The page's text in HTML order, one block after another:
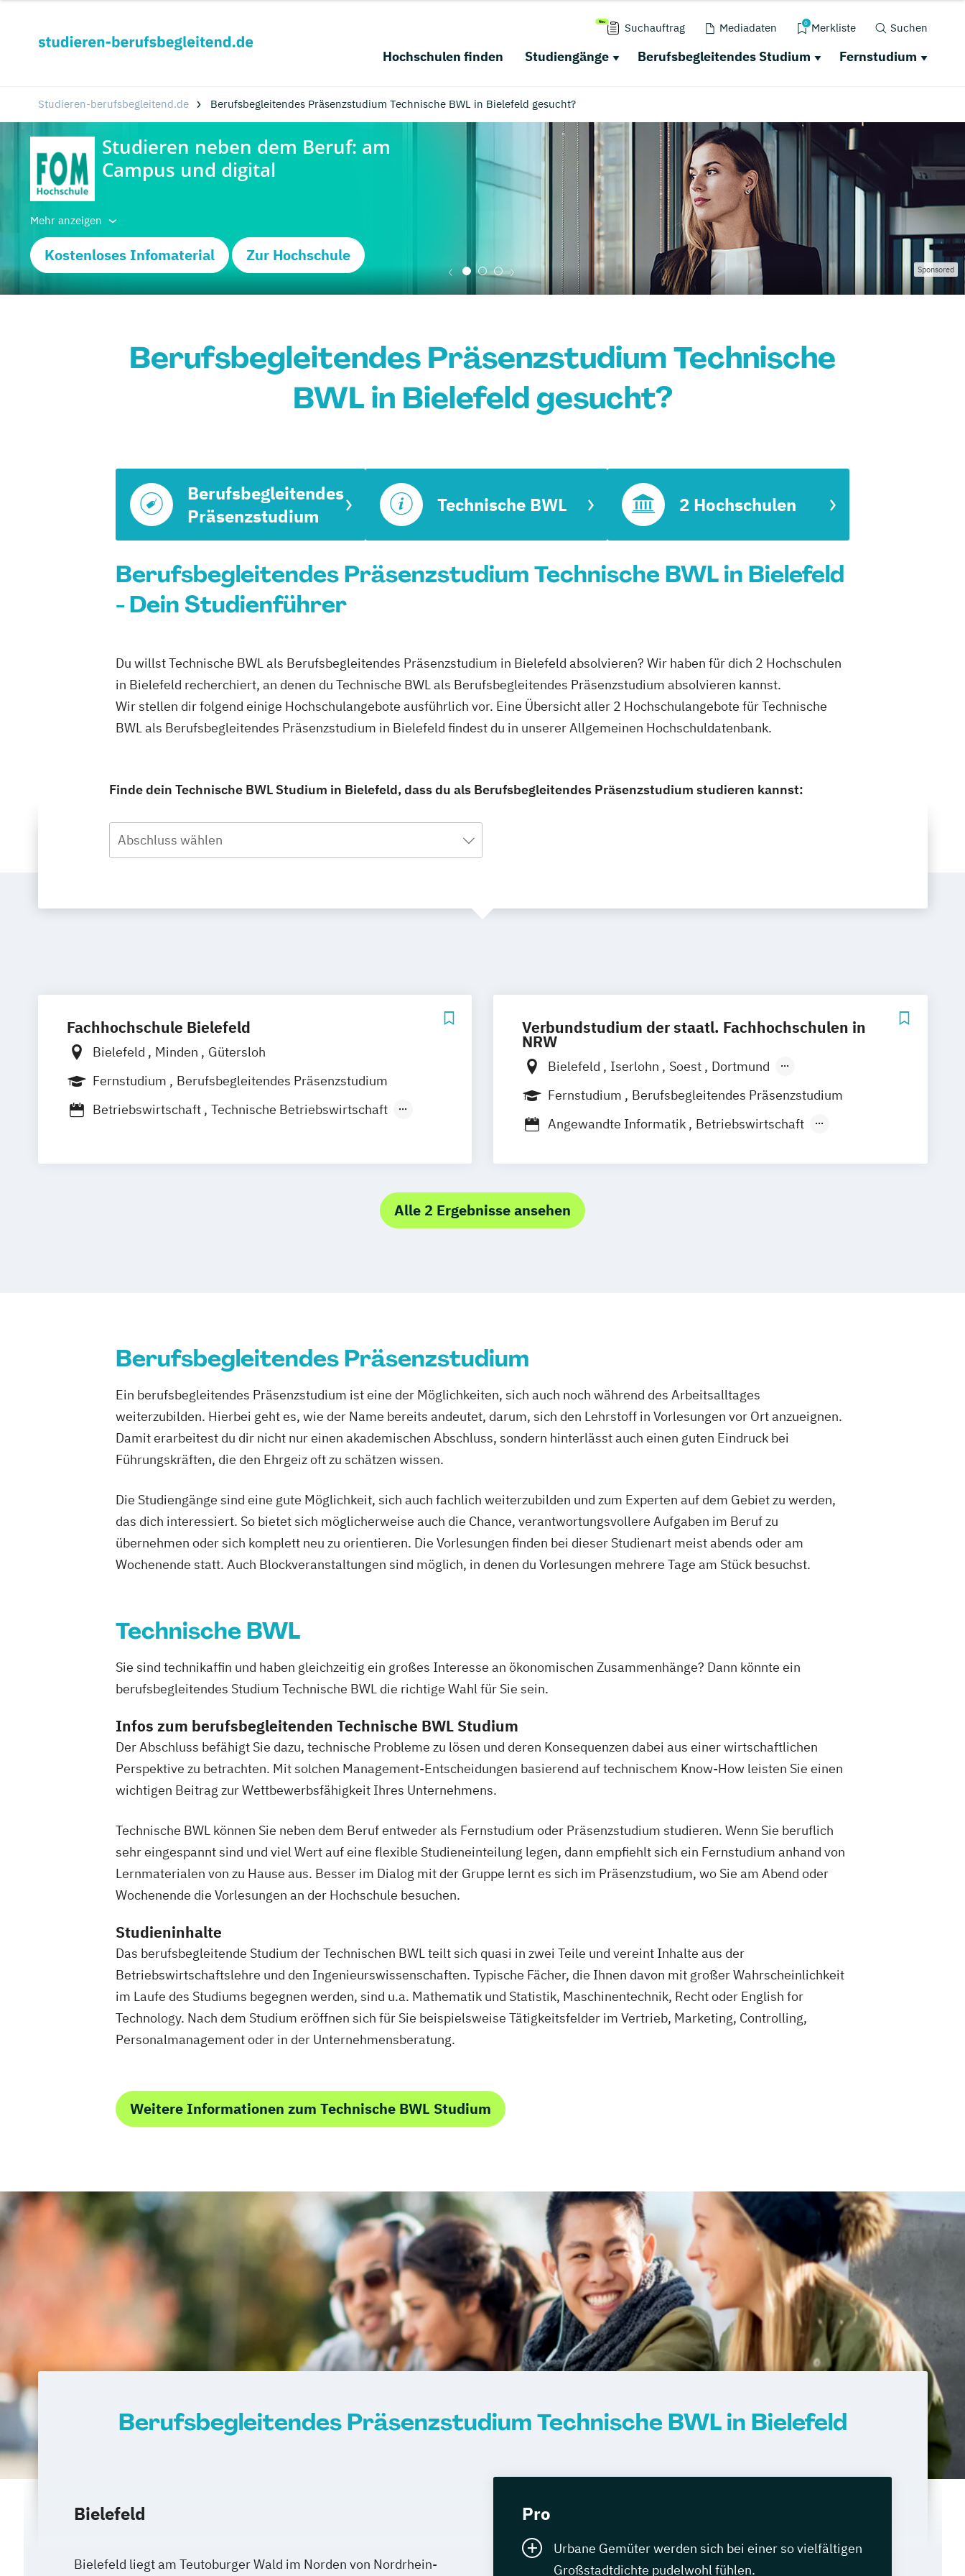
Suchauftrag Mediadaten 0 Merkliste Suchen
Hochschulen finden Studiengänge Berufsbegleitendes Studium Fernstudium
Studieren-berufsbegleitend.de Berufsbegleitendes Präsenzstudium Technische BWL in Bielefeld gesucht?
Mehr anzeigen
Kostenloses Infomaterial Zur Hochschule
Sponsored
Berufsbegleitendes Präsenzstudium Technische
BWL in Bielefeld gesucht?
Berufsbegleitendes
Präsenzstudium
Technische BWL 2 Hochschulen
Berufsbegleitendes Präsenzstudium Technische BWL in Bielefeld
- Dein Studienführer
Du willst Technische BWL als Berufsbegleitendes Präsenzstudium in Bielefeld absolvieren? Wir haben für dich 2 Hochschulen
in Bielefeld recherchiert, an denen du Technische BWL als Berufsbegleitendes Präsenzstudium absolvieren kannst.
Wir stellen dir folgend einige Hochschulangebote ausführlich vor. Eine Übersicht aller 2 Hochschulangebote für Technische
BWL als Berufsbegleitendes Präsenzstudium in Bielefeld findest du in unserer Allgemeinen Hochschuldatenbank.
Finde dein Technische BWL Studium in Bielefeld, dass du als Berufsbegleitendes Präsenzstudium studieren kannst:
Abschluss wählen
Fachhochschule Bielefeld
Bielefeld Minden
Gütersloh
Fernstudium
Berufsbegleitendes Präsenzstudium
Betriebswirtschaft
Technische Betriebswirtschaft
Verbundstudium der staatl. Fachhochschulen in
NRW
Bielefeld Iserlohn Soest
Dortmund
Mönchengladbach
Bochum Köln
Fernstudium
Berufsbegleitendes Präsenzstudium
Angewandte Informatik
Betriebswirtschaft
Betriebswirtschaft für New Public Management
Frühpädagogik
Internationales Projektingenieurwesen
Alle 2 Ergebnisse ansehen
Berufsbegleitendes Präsenzstudium
Ein berufsbegleitendes Präsenzstudium ist eine der Möglichkeiten, sich auch noch während des Arbeitsalltages
weiterzubilden. Hierbei geht es, wie der Name bereits andeutet, darum, sich den Lehrstoff in Vorlesungen vor Ort anzueignen.
Damit erarbeitest du dir nicht nur einen akademischen Abschluss, sondern hinterlässt auch einen guten Eindruck bei
Führungskräften, die den Ehrgeiz oft zu schätzen wissen.
Die Studiengänge sind eine gute Möglichkeit, sich auch fachlich weiterzubilden und zum Experten auf dem Gebiet zu werden,
das dich interessiert. So bietet sich möglicherweise auch die Chance, verantwortungsvollere Aufgaben im Beruf zu
übernehmen oder sich komplett neu zu orientieren. Die Vorlesungen finden bei dieser Studienart meist abends oder am
Wochenende statt. Auch Blockveranstaltungen sind möglich, in denen du Vorlesungen mehrere Tage am Stück besuchst.
Technische BWL
Sie sind technikaffin und haben gleichzeitig ein großes Interesse an ökonomischen Zusammenhänge? Dann könnte ein
berufsbegleitendes Studium Technische BWL die richtige Wahl für Sie sein.
Infos zum berufsbegleitenden Technische BWL Studium
Der Abschluss befähigt Sie dazu, technische Probleme zu lösen und deren Konsequenzen dabei aus einer wirtschaftlichen
Perspektive zu betrachten. Mit solchen Management-Entscheidungen basierend auf technischem Know-How leisten Sie einen
wichtigen Beitrag zur Wettbewerbsfähigkeit Ihres Unternehmens.
Technische BWL können Sie neben dem Beruf entweder als Fernstudium oder Präsenzstudium studieren. Wenn Sie beruflich
sehr eingespannt sind und viel Wert auf eine flexible Studieneinteilung legen, dann empfiehlt sich ein Fernstudium anhand von
Lernmaterialen von zu Hause aus. Besser im Dialog mit der Gruppe lernt es sich im Präsenzstudium, wo Sie am Abend oder
Wochenende die Vorlesungen an der Hochschule besuchen.
Studieninhalte
Das berufsbegleitende Studium der Technischen BWL teilt sich quasi in zwei Teile und vereint Inhalte aus der
Betriebswirtschaftslehre und den Ingenieurswissenschaften. Typische Fächer, die Ihnen davon mit großer Wahrscheinlichkeit
im Laufe des Studiums begegnen werden, sind u.a. Mathematik und Statistik, Maschinentechnik, Recht oder English for
Technology. Nach dem Studium eröffnen sich für Sie beispielsweise Tätigkeitsfelder im Vertrieb, Marketing, Controlling,
Personalmanagement oder in der Unternehmensberatung.
Weitere Informationen zum Technische BWL Studium
Berufsbegleitendes Präsenzstudium Technische BWL in Bielefeld
Bielefeld
Bielefeld liegt am Teutoburger Wald im Norden von Nordrhein-
Pro
Urbane Gemüter werden sich bei einer so vielfältigen
Großstadtdichte pudelwohl fühlen.